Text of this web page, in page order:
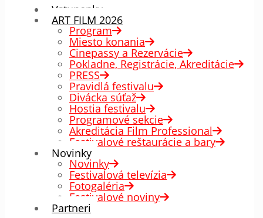
Vstupenky
ART FILM 2026
Program
Miesto konania
Cinepassy a Rezervácie
Pokladne, Registrácie, Akreditácie
PRESS
Pravidlá festivalu
Divácka súťaž
Hostia festivalu
Programové sekcie
Akreditácia Film Professional
Festivalové reštaurácie a bary
Novinky
Novinky
Festivalová televízia
Fotogaléria
Festivalové noviny
Partneri